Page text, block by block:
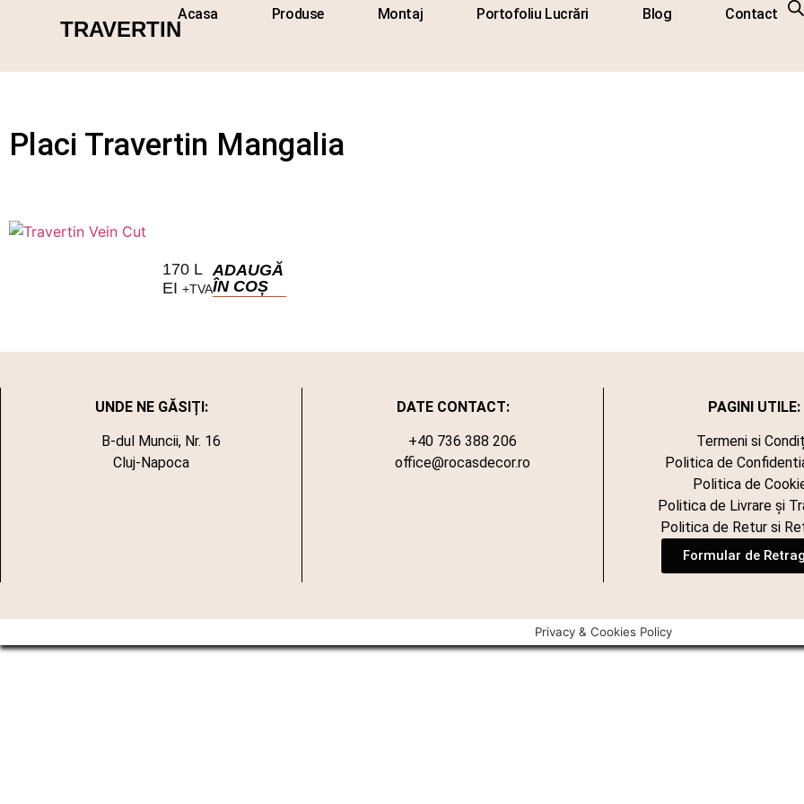
TRAVERTIN
Acasa Produse Montaj Portofoliu Lucrări Blog Contact
Placi Travertin Mangalia
170 L
EI +TVA
ADAUGĂ
ÎN COȘ
UNDE NE GĂSIȚI:
B-dul Muncii, Nr. 16
Cluj-Napoca
DATE CONTACT:
+40 736 388 206
office@rocasdecor.ro
PAGINI UTILE:
Termeni si
Politica de
Politica de
Politica de Livrare și
Politica de Retur si
Formular de
Privacy & Cookies Policy